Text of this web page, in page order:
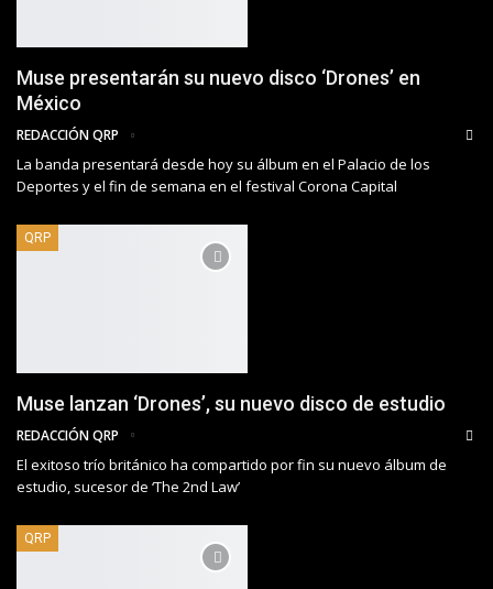
Muse presentarán su nuevo disco ‘Drones’ en
México
REDACCIÓN QRP
La banda presentará desde hoy su álbum en el Palacio de los
Deportes y el fin de semana en el festival Corona Capital
QRP
Muse lanzan ‘Drones’, su nuevo disco de estudio
REDACCIÓN QRP
El exitoso trío británico ha compartido por fin su nuevo álbum de
estudio, sucesor de ‘The 2nd Law’
QRP